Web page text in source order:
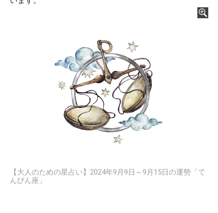
【大人のための星占い】2024年9月9日～9月15日の運勢「て
んびん座」